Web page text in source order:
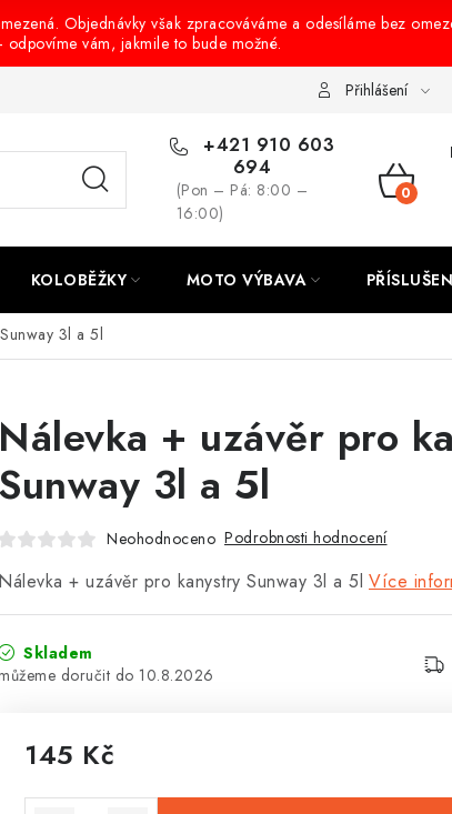
Objednávky však zpracováváme a odesíláme bez
vám, jakmile to bude možné.
Podmínky ochrany osobních údajů Návody
Přihlášení
+421 910 603
694
(Pon – Pá: 8:00 –
16:00)
KOLOBĚŽKY MOTO VÝBAVA
3l a 5l
Nálevka + uzávěr pro
Sunway 3l a 5l
Neohodnoceno Podrobnosti hodnocení
Nálevka + uzávěr pro kanystry Sunway 3l a 5l Více
Skladem
10.8.2026
145 Kč